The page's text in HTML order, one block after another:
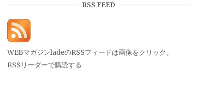
RSS FEED
WEBマガジンladeのRSSフィードは画像をクリック。
RSSリーダーで購読する